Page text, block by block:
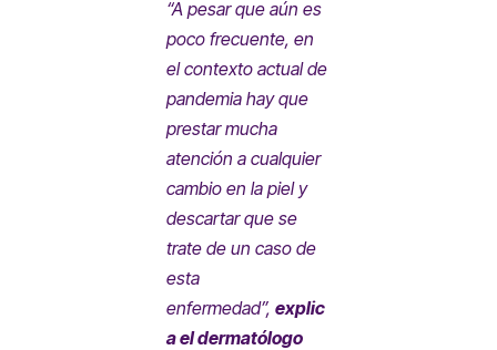
“A pesar que aún es
poco frecuente, en
el contexto actual de
pandemia hay que
prestar mucha
atención a cualquier
cambio en la piel y
descartar que se
trate de un caso de
esta
enfermedad”,explic
a el dermatólogo